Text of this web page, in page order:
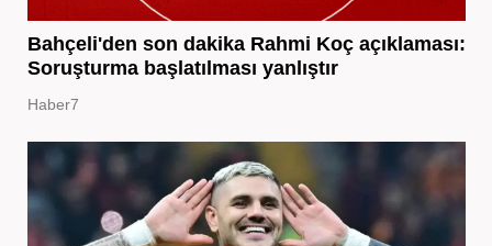
Bahçeli'den son dakika Rahmi Koç açıklaması:
Soruşturma başlatılması yanlıştır
Haber7